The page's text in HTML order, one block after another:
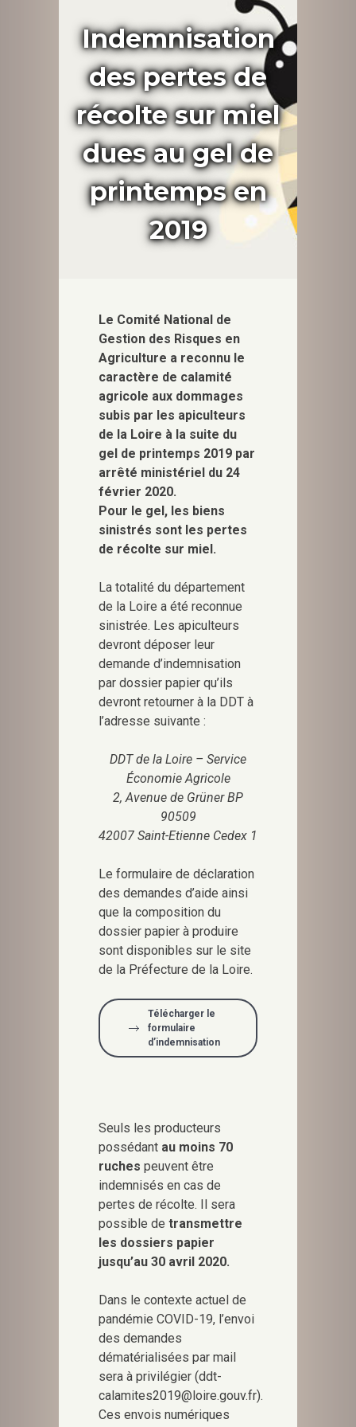
Indemnisation
des pertes de
récolte sur miel
dues au gel de
printemps en
2019
Le Comité National de
Gestion des Risques en
Agriculture a reconnu le
caractère de calamité
agricole aux dommages
subis par les apiculteurs
de la Loire à la suite du
gel de printemps 2019 par
arrêté ministériel du 24
février 2020.
Pour le gel, les biens
sinistrés sont les pertes
de récolte sur miel.
La totalité du département
de la Loire a été reconnue
sinistrée. Les apiculteurs
devront déposer leur
demande d’indemnisation
par dossier papier qu’ils
devront retourner à la DDT à
l’adresse suivante :
DDT de la Loire – Service
Économie Agricole
2, Avenue de Grüner BP
90509
42007 Saint-Etienne Cedex 1
Le formulaire de déclaration
des demandes d’aide ainsi
que la composition du
dossier papier à produire
sont disponibles sur le site
de la Préfecture de la Loire.
Télécharger le
formulaire
d’indemnisation
Seuls les producteurs
possédant au moins 70
ruches peuvent être
indemnisés en cas de
pertes de récolte. Il sera
possible de transmettre
les dossiers papier
jusqu’au 30 avril 2020.
Dans le contexte actuel de
pandémie COVID-19, l’envoi
des demandes
dématérialisées par mail
sera à privilégier (ddt-
calamites2019@loire.gouv.fr).
Ces envois numériques